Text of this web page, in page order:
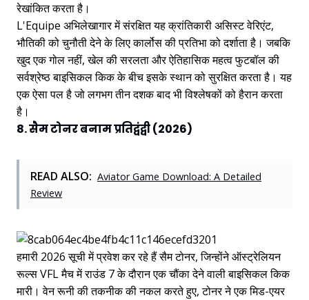
रेखांकित करता है।
L'Equipe अभिलेखागार में संरक्षित यह क्रांतिकारी असिस्ट वेरिएंट,
भौतिकी को चुनौती देने के लिए कार्लोस की प्रतिभा को दर्शाता है। जबकि
खुद एक गोल नहीं, खेल की सरलता और ऐतिहासिक महत्व फुटबॉल की
सर्वश्रेष्ठ बाइसिकल किक के बीच इसके स्थान को सुरक्षित करता है। यह
एक ऐसा पल है जो लगभग तीन दशक बाद भी विश्लेषकों को हैरान करता
है।
8. सैम टोनर बनाम प्रतिद्वंद्वी (2026)
READ ALSO: Aviator Game Download: A Detailed
Review
हमारी 2026 सूची में प्रवेश कर रहे हैं सैम टोनर, जिन्होंने ऑस्ट्रेलियन
रूल्स VFL मैच में राउंड 7 के दौरान एक चौंका देने वाली बाइसिकल किक
मारी। वेन रूनी की तकनीक की नकल करते हुए, टोनर ने एक मिड-एयर